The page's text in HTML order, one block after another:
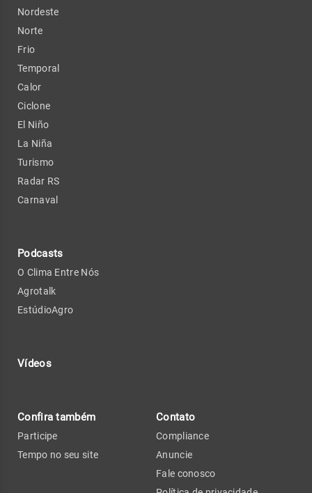
Nordeste
Norte
Frio
Temporal
Calor
Ciclone
El Niño
La Niña
Turismo
Radar RS
Carnaval
Podcasts
O Clima Entre Nós
Agrotalk
EstúdioAgro
Vídeos
Confira também
Participe
Tempo no seu site
Contato
Compliance
Anuncie
Fale conosco